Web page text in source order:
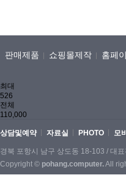
판매제품 쇼핑몰제작 홈페
최대
526
전체
110,000
상담및예약 자료실 PHOTO 모
경북 포항시 남구 상도동 18-103 / 대
Copyright © pohang.computer.All